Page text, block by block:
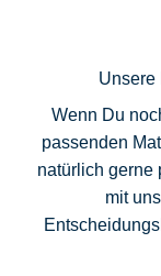
Unsere
Wenn Du
passenden
natürlich gerne
mit